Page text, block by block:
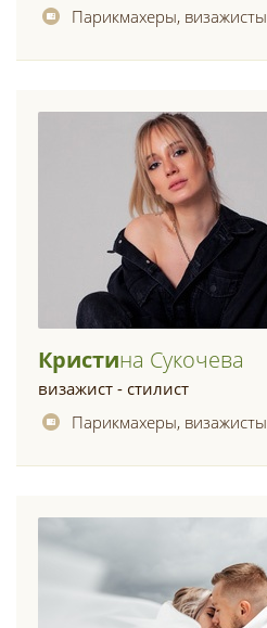
Парикмахеры, визажисты
КристиНа Сукочева
визажист - стилист
Парикмахеры, визажисты